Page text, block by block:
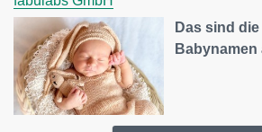
Das sind
Babynamen